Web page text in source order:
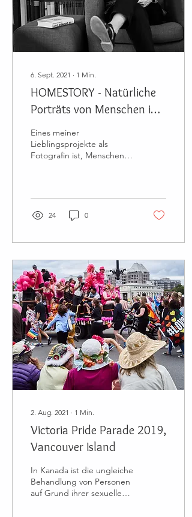
6. Sept. 2021 ∙ 1 Min.
HOMESTORY - Natürliche
Porträts von Menschen in
ihrem Zuhause
Eines meiner
Lieblingsprojekte als
Fotografin ist, Menschen in
24 0
2. Aug. 2021 ∙ 1 Min.
Victoria Pride Parade 2019,
Vancouver Island
In Kanada ist die ungleiche
Behandlung von Personen
auf Grund ihrer sexuellen